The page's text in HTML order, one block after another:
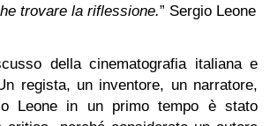
trovare la riflessione.” Sergio Leone
della cinematografia italiana e
regista, un inventore, un narratore,
Leone in un primo tempo è stato